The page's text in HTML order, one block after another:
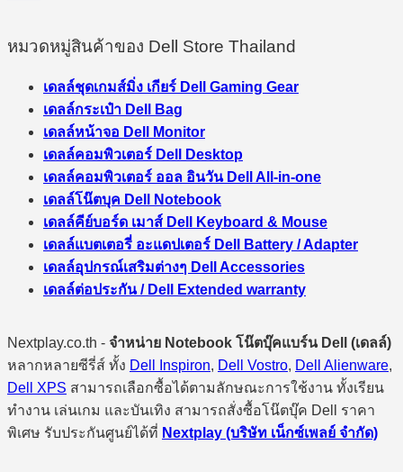
หมวดหมู่สินค้าของ Dell Store Thailand
เดลล์ชุดเกมส์มิ่ง เกียร์ Dell Gaming Gear
เดลล์กระเป๋า Dell Bag
เดลล์หน้าจอ Dell Monitor
เดลล์คอมพิวเตอร์ Dell Desktop
เดลล์คอมพิวเตอร์ ออล อินวัน Dell All-in-one
เดลล์โน๊ตบุค Dell Notebook
เดลล์คีย์บอร์ด เมาส์ Dell Keyboard & Mouse
เดลล์แบตเตอรี่ อะแดปเตอร์ Dell Battery / Adapter
เดลล์อุปกรณ์เสริมต่างๆ Dell Accessories
เดลล์ต่อประกัน / Dell Extended warranty
Nextplay.co.th - จำหน่าย Notebook โน๊ตบุ๊คแบร์น Dell (เดลล์)
หลากหลายซีรี่ส์ ทั้ง Dell Inspiron, Dell Vostro, Dell Alienware,
Dell XPS สามารถเลือกซื้อได้ตามลักษณะการใช้งาน ทั้งเรียน
ทำงาน เล่นเกม และบันเทิง สามารถสั่งซื้อโน๊ตบุ๊ค Dell ราคา
พิเศษ รับประกันศูนย์ได้ที่ Nextplay (บริษัท เน็กซ์เพลย์ จำกัด)